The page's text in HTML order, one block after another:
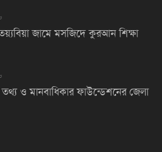
জামে মসজিদে কুরআন শিক্ষা
তথ্য ও মানবাধিকার ফাউন্ডেশনের জেলা